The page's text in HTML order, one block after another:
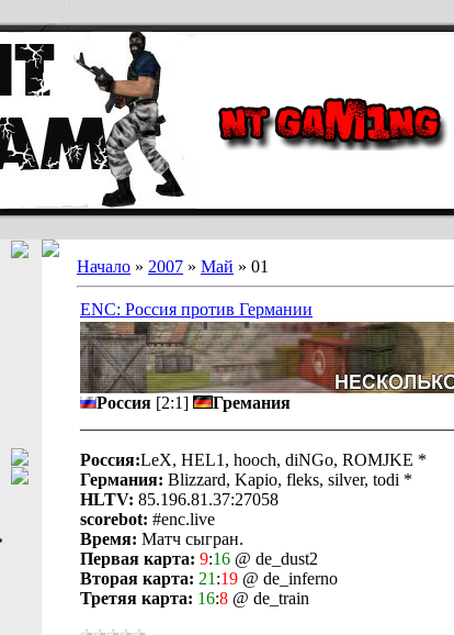
Начало » 2007 » Май » 01
ENC: Россия против Германии
Россия [2:1]
Гремания
Россия:LeX, HEL1, hooch, diNGo, ROMJKE *
Германия: Blizzard, Kapio, fleks, silver, todi *
HLTV: 85.196.81.37:27058
scorebot: #enc.live
Время: Матч сыгран.
Первая карта: 9:16 @ de_dust2
Вторая карта: 21 :19 @ de_inferno
Третяя карта: 16:8 @ de_train